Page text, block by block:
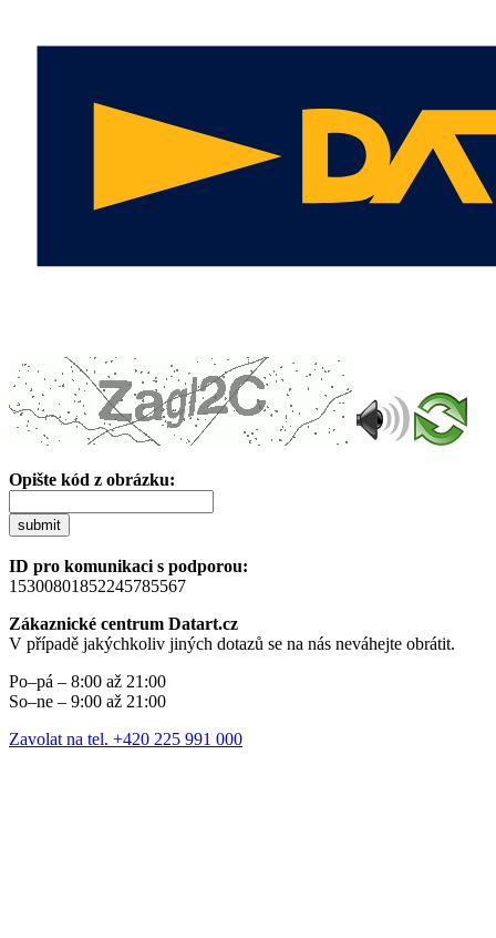
Opište kód z obrázku:
submit
ID pro komunikaci s podporou:
15300801852245785567
Zákaznické centrum Datart.cz
V případě jakýchkoliv jiných dotazů se na nás neváhejte obrátit.
Po–pá – 8:00 až 21:00
So–ne – 9:00 až 21:00
Zavolat na tel. +420 225 991 000